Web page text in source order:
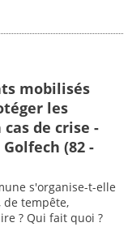
mobilisés
les
de crise -
(82 -
s'organise-t-elle
de tempête,
? Qui fait quoi ?